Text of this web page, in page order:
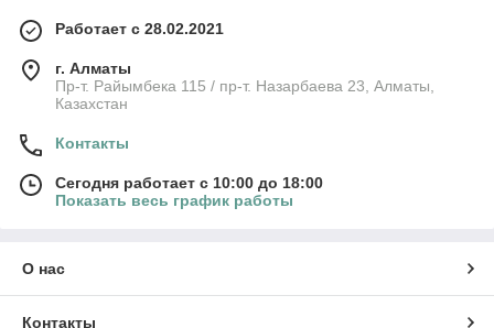
Работает с 28.02.2021
г. Алматы
Пр-т. Райымбека 115 / пр-т. Назарбаева 23, Алматы,
Казахстан
Контакты
Сегодня работает с 10:00 до 18:00
Показать весь график работы
О нас
Контакты